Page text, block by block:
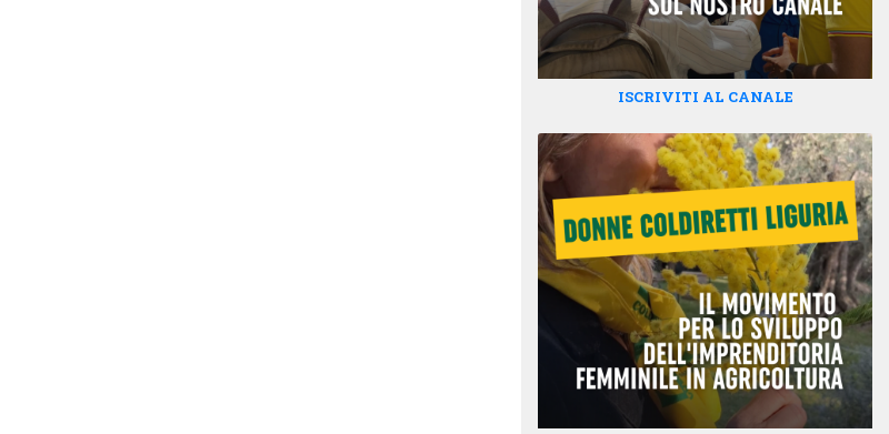
ISCRIVITI AL CANALE